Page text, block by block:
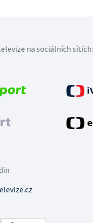
na sociálních sítích: